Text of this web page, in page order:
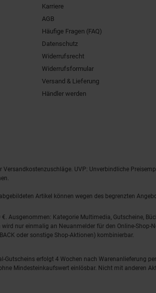
Karriere
AGB
Häufige Fragen (FAQ)
Datenschutz
Widerrufsrecht
Widerrufsformular
Versand & Lieferung
Händler werden
Versandkostenzuschläge. UVP: Unverbindliche
Artikel können wegen des begrenzten
Kategorie Multimedia, Gutscheine,
nur einmalig an Neuanmelder für den Online-Shop-
oder sonstige Shop-Aktionen) kombinierbar.
erfolgt 4 Wochen nach Warenanlieferung
Mindesteinkaufswert einlösbar. Nicht mit anderen